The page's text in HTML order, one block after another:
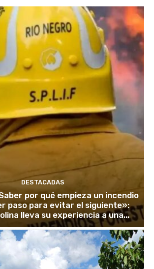
DESTACADAS
por qué empieza un incendio
paso para evitar el siguiente»:
lleva su experiencia a una...